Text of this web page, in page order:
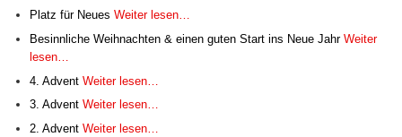
Platz für Neues Weiter lesen…
Besinnliche Weihnachten & einen guten Start ins Neue Jahr Weiter
lesen…
4. Advent Weiter lesen…
3. Advent Weiter lesen…
2. Advent Weiter lesen…